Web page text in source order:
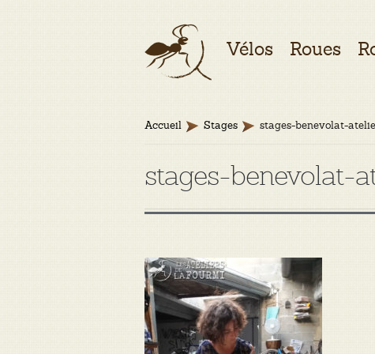
Aller
Aller
au
Vélos Roues
Accueil Stages stages-benevolat-
stages-benevolat-